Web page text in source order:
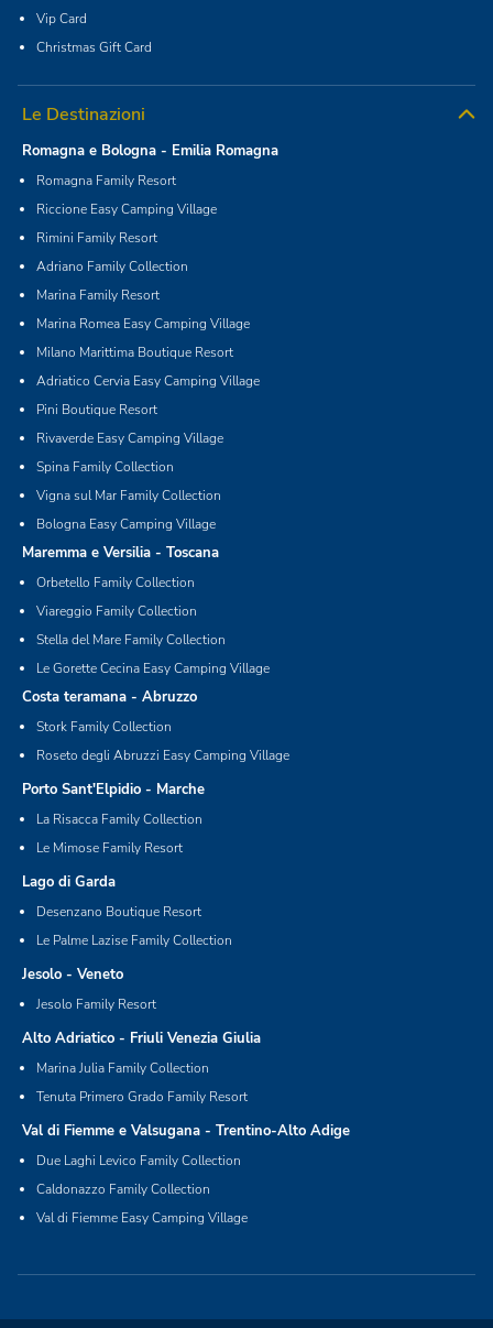
Vip Card
Christmas Gift Card
Le Destinazioni
Romagna e Bologna - Emilia Romagna
Romagna Family Resort
Riccione Easy Camping Village
Rimini Family Resort
Adriano Family Collection
Marina Family Resort
Marina Romea Easy Camping Village
Milano Marittima Boutique Resort
Adriatico Cervia Easy Camping Village
Pini Boutique Resort
Rivaverde Easy Camping Village
Spina Family Collection
Vigna sul Mar Family Collection
Bologna Easy Camping Village
Maremma e Versilia - Toscana
Orbetello Family Collection
Viareggio Family Collection
Stella del Mare Family Collection
Le Gorette Cecina Easy Camping Village
Costa teramana - Abruzzo
Stork Family Collection
Roseto degli Abruzzi Easy Camping Village
Porto Sant'Elpidio - Marche
La Risacca Family Collection
Le Mimose Family Resort
Lago di Garda
Desenzano Boutique Resort
Le Palme Lazise Family Collection
Jesolo - Veneto
Jesolo Family Resort
Alto Adriatico - Friuli Venezia Giulia
Marina Julia Family Collection
Tenuta Primero Grado Family Resort
Val di Fiemme e Valsugana - Trentino-Alto Adige
Due Laghi Levico Family Collection
Caldonazzo Family Collection
Val di Fiemme Easy Camping Village